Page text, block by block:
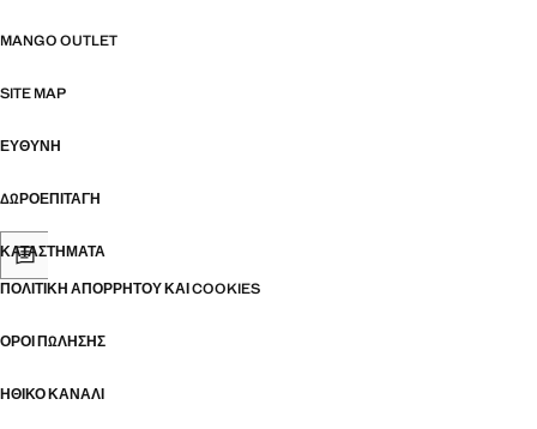
MANGO OUTLET
SITE MAP
ΕΥΘΥΝΗ
ΔΩΡΟΕΠΙΤΑΓΉ
ΚΑΤΑΣΤΉΜΑΤΑ
ΠΟΛΙΤΙΚΉ ΑΠΟΡΡΉΤΟΥ ΚΑΙ COOKIES
ΌΡΟΙ ΠΏΛΗΣΗΣ
ΗΘΙΚΌ ΚΑΝΆΛΙ